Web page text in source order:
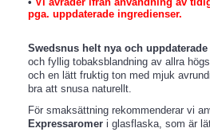
pga. uppdaterade ingredienser.
Swedsnus helt nya och
och fyllig tobaksblandning av allra
och en lätt fruktig ton med mjuk
bra att snusa naturellt.
För smaksättning rekommenderar vi
Expressaromer i glasflaska, som är